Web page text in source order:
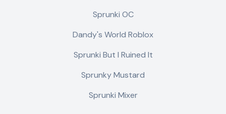
Sprunki OC
Dandy's World Roblox
Sprunki But I Ruined It
Sprunky Mustard
Sprunki Mixer